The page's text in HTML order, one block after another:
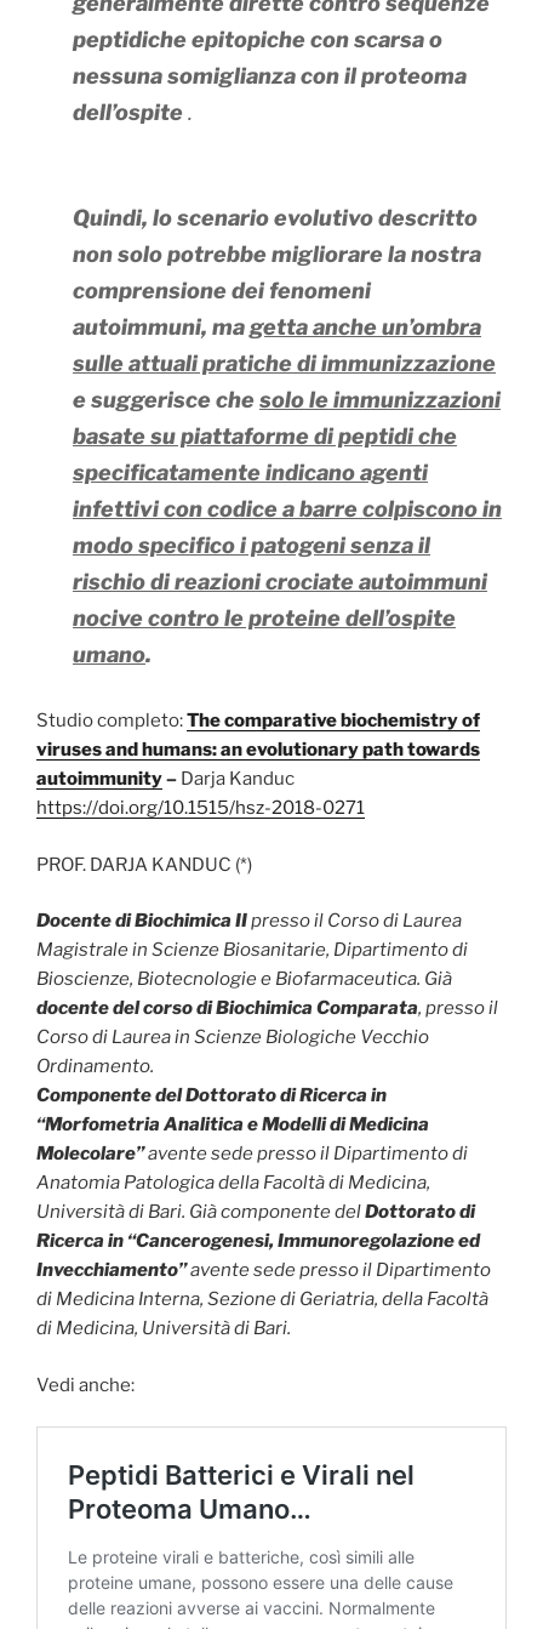
peptidiche epitopiche con scarsa o
nessuna somiglianza con il proteoma
dell’ospite.
Quindi, lo scenario evolutivo descritto
non solo potrebbe migliorare la nostra
comprensione dei fenomeni
autoimmuni, magetta anche un’ombra
sulle attuali pratiche di immunizzazione
e suggerisce chesolo le immunizzazioni
basate su piattaforme di peptidi che
specificatamente indicano agenti
infettivi con codice a barre colpiscono in
modo specifico i patogeni senza il
rischio di reazioni crociate autoimmuni
nocive contro le proteine ​​dell’ospite
umano.
Studio completo:The comparative biochemistry of
viruses and humans: an evolutionary path towards
autoimmunity– Darja Kanduc
https://doi.org/10.1515/hsz-2018-0271
PROF. DARJA KANDUC (*)
Docente di Biochimica IIpresso il Corso di Laurea
Magistrale in Scienze Biosanitarie, Dipartimento di
Bioscienze, Biotecnologie e Biofarmaceutica. Già
docente del corso di Biochimica Comparata, presso il
Corso di Laurea in Scienze Biologiche Vecchio
Ordinamento.
Componente del Dottorato di Ricerca in
“Morfometria Analitica e Modelli di Medicina
Molecolare”avente sede presso il Dipartimento di
Anatomia Patologica della Facoltà di Medicina,
Università di Bari. Già componente delDottorato di
Ricerca in “Cancerogenesi, Immunoregolazione ed
Invecchiamento”avente sede presso il Dipartimento
di Medicina Interna, Sezione di Geriatria, della Facoltà
di Medicina, Università di Bari.
Vedi anche: